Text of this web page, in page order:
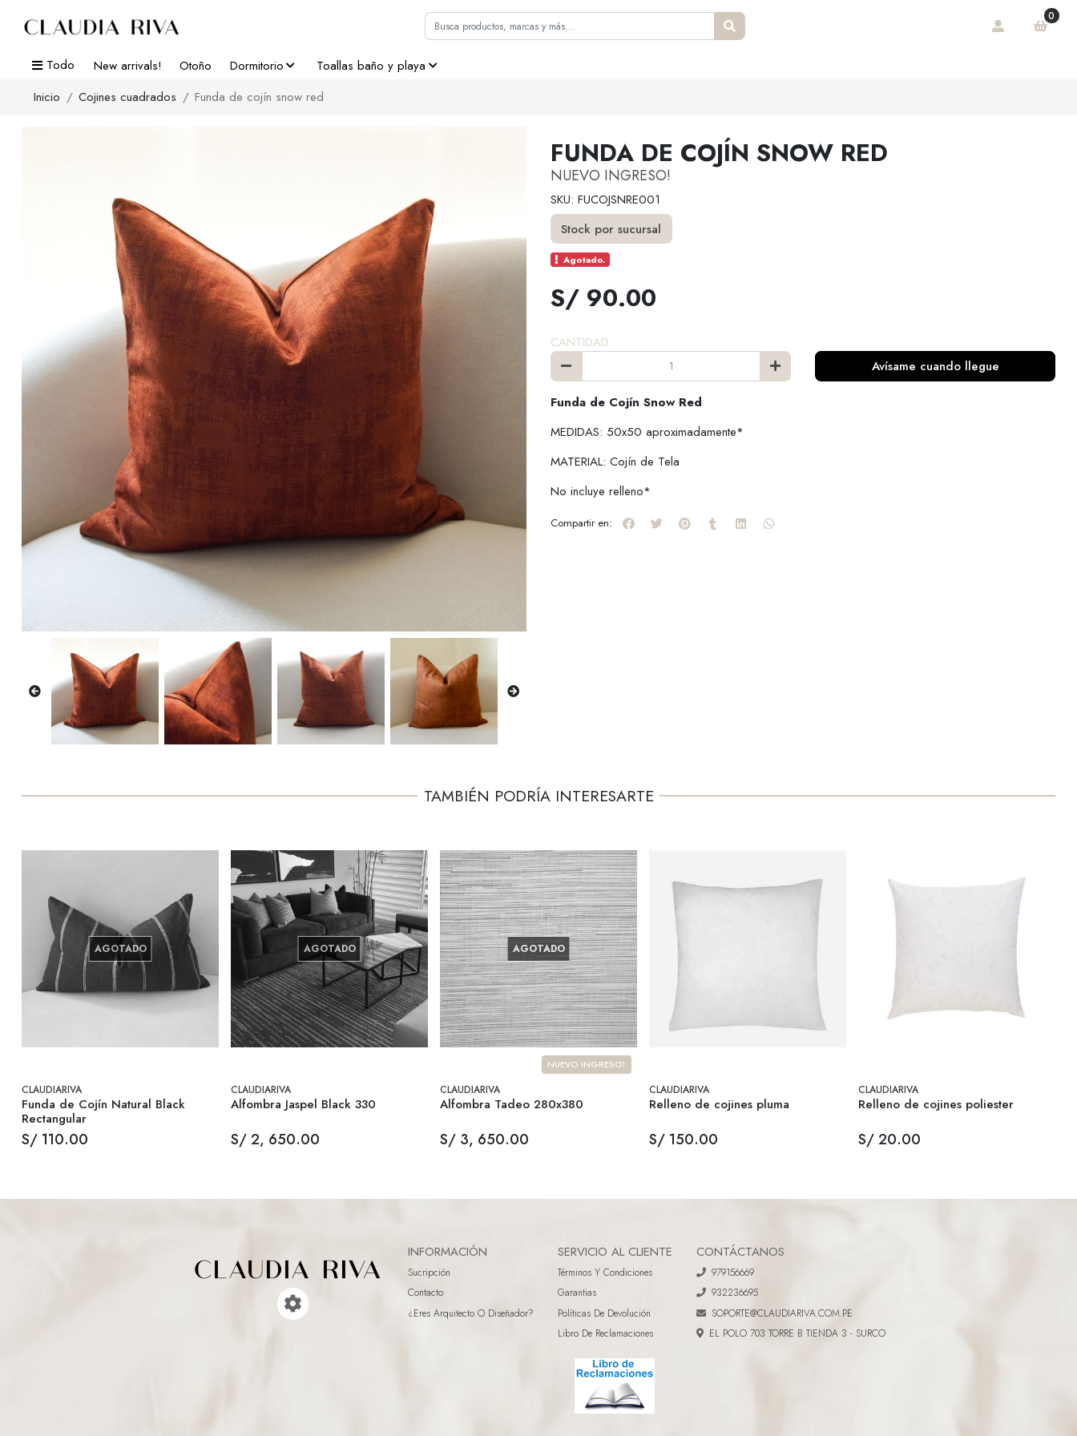
0
Todo New arrivals! Otoño Dormitorio
Toallas baño y playa
Inicio
Cojines cuadrados Funda de cojín snow red
FUNDA DE COJÍN SNOW RED
NUEVO INGRESO!
SKU: FUCOJSNRE001
Stock por sucursal
Agotado.
S/ 90.00
CANTIDAD
Avísame cuando llegue
Funda de Cojín Snow Red
MEDIDAS: 50x50 aproximadamente*
MATERIAL: Cojín de Tela
No incluye relleno*
Compartir en:
TAMBIÉN PODRÍA INTERESARTE
AGOTADO
CLAUDIARIVA
Funda de Cojín Natural Black
Rectangular
S/ 110.00
AGOTADO
CLAUDIARIVA
Alfombra Jaspel Black 330
S/ 2, 650.00
AGOTADO
NUEVO INGRESO!
CLAUDIARIVA
Alfombra Tadeo 280x380
S/ 3, 650.00
CLAUDIARIVA
Relleno de cojines pluma
S/ 150.00
CLAUDIARIVA
Relleno de cojines poliester
S/ 20.00
INFORMACIÓN
Sucripción
Contacto
¿eres Arquitecto O Diseñador?
SERVICIO AL CLIENTE
Términos Y Condiciones
Garantias
Políticas De Devolución
Libro De Reclamaciones
CONTÁCTANOS
979156669
932236695
SOPORTE@CLAUDIARIVA.COM.PE
EL POLO 703 TORRE B TIENDA 3 - SURCO